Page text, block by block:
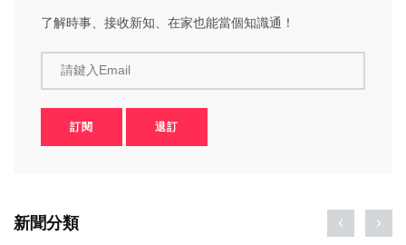
了解時事、接收新知、在家也能當個知識通！
請鍵入Email
訂閱 退訂
新聞分類